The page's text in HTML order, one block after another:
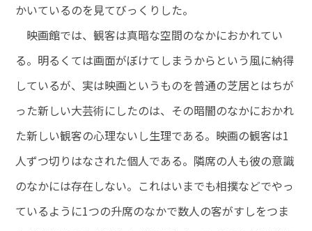
かいているのを見てびっくりした。
映画館では、観客は真暗な空間のなかにおかれてい
る。明るくては画面がぼけてしまうからという風に納得
しているが、実は映画というものを普通の芝居とはちが
った新しい大芸術にしたのは、その暗闇のなかにおかれ
た新しい観客の心理ないし生理である。映画の観客は1
人ずつ切りはなされた個人である。隣席の人も彼の意識
のなかには存在しない。これはいまでも相撲などでやっ
ているように1つの升席のなかで数人の客がすしをつま